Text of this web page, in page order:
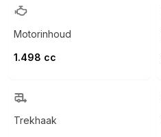
Motorinhoud
1.498 cc
Trekhaak